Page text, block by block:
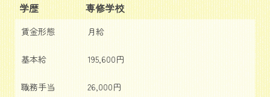
学歴 専修学校
賃金形態 月給
基本給 195,600円
職務手当 26,000円